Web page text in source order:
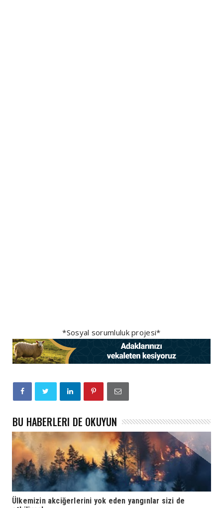
*Sosyal sorumluluk projesi*
BU HABERLERI DE OKUYUN
Ülkemizin akciğerlerini yok eden yangınlar sizi de